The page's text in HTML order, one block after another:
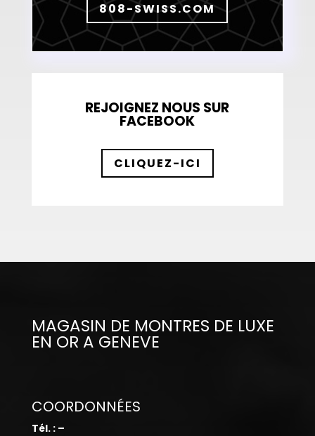
808-SWISS.COM
REJOIGNEZ NOUS SUR
FACEBOOK
CLIQUEZ-ICI
MAGASIN DE MONTRES DE LUXE
EN OR A GENEVE
COORDONNÉES
Tél. : –